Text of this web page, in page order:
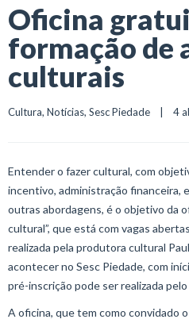
Oficina
formação de
culturais
Cultura, Notícias, Sesc Piedade
|
Entender o fazer cultural, com
incentivo, administração financeira,
outras abordagens, é o objetivo da
cultural”, que está com vagas
realizada pela produtora cultural
acontecer no Sesc Piedade, com
pré-inscrição pode ser realizada pelo
A oficina, que tem como convidado